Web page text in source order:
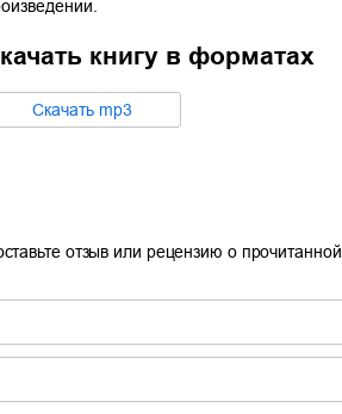
книгу в форматах
Cкачать mp3
отзыв или рецензию о прочитанной